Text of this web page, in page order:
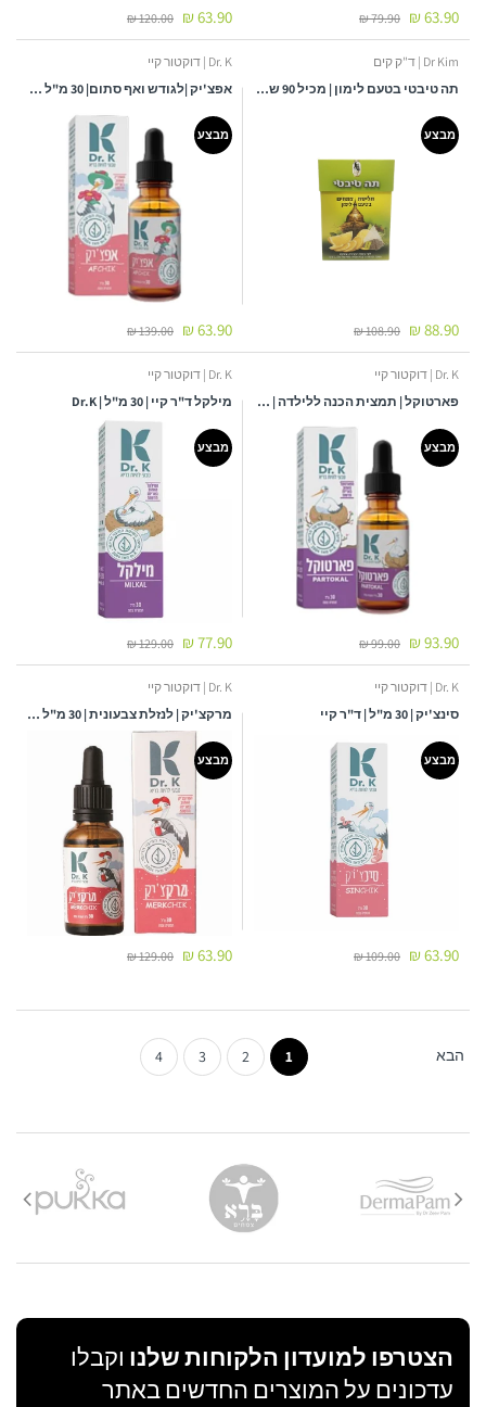
63.90 ₪
79.90 ₪
63.90 ₪
120.00 ₪
Dr Kim | ד"ק קים
תה טיבטי בטעם לימון | מכיל 90 שקיקים | דר. קים - DR. KIM
מבצע
88.90 ₪
108.90 ₪
Dr. K | דוקטור קיי
אפצ'יק |לגודש ואף סתום| 30 מ"ל | ד"ר קיי
מבצע
63.90 ₪
139.00 ₪
Dr. K | דוקטור קיי
פארטוקל | תמצית הכנה ללילדה | ד"ר קיי | 30 מ"ל
מבצע
93.90 ₪
99.00 ₪
Dr. K | דוקטור קיי
מילקל ד"ר קיי | 30 מ"ל | Dr.K
מבצע
77.90 ₪
129.00 ₪
Dr. K | דוקטור קיי
סינצ'יק | 30 מ"ל | ד"ר קיי
מבצע
63.90 ₪
109.00 ₪
Dr. K | דוקטור קיי
מרקצ'יק | לנזלת צבעונית | 30 מ"ל | ד"ר קיי
מבצע
63.90 ₪
129.00 ₪
1
2
3
4 הבא
הצטרפו למועדון הלקוחות שלנווקבלו
עדכונים על המוצרים החדשים באתר